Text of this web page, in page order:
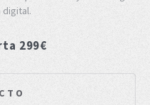
digital.
299€